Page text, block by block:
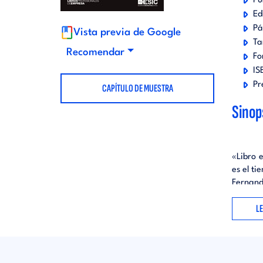
t
o
r
Vista previa de Google
Recomendar
CAPÍTULO DE MUESTRA
«Libro
es el
«José